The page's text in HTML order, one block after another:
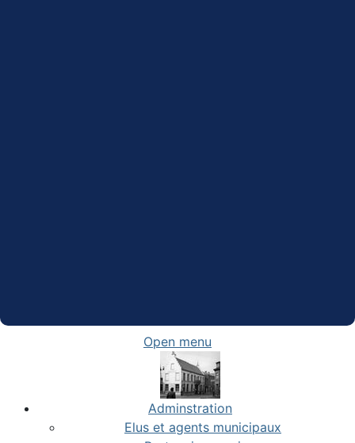
Open menu
Adminstration
Elus et agents municipaux